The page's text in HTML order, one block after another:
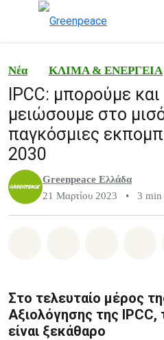
Νέα ΚΛΙΜΑ & ΕΝΕΡΓΕΙΑ
IPCC: μπορούμε
μειώσουμε στο
παγκόσμιες
2030
Greenpeace Ελλάδα
21 Μαρτίου 2023
• 3 min
Στο τελευταίο μέρος
Αξιολόγησης της
είναι ξεκάθαρο